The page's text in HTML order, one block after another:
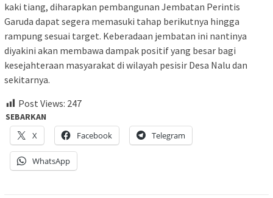
kaki tiang, diharapkan pembangunan Jembatan Perintis
Garuda dapat segera memasuki tahap berikutnya hingga
rampung sesuai target. Keberadaan jembatan ini nantinya
diyakini akan membawa dampak positif yang besar bagi
kesejahteraan masyarakat di wilayah pesisir Desa Nalu dan
sekitarnya.
Post Views: 247
SEBARKAN
X
Facebook Telegram
WhatsApp